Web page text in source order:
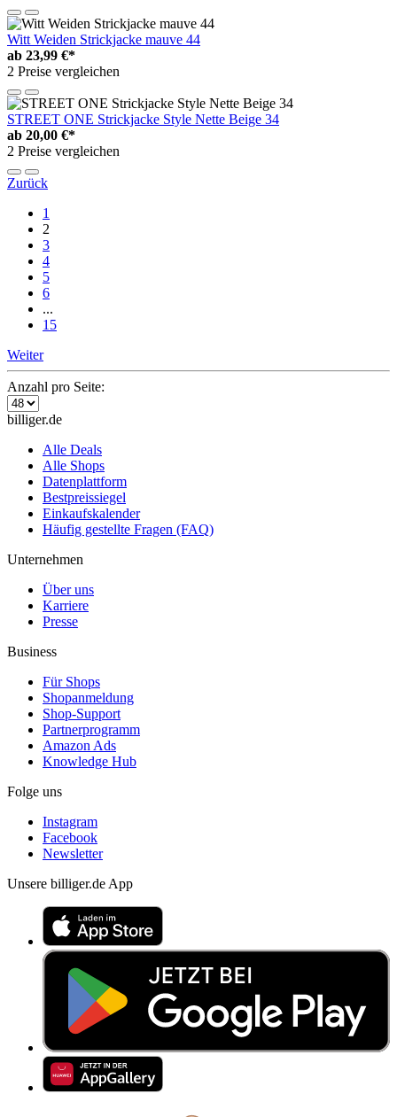
Witt Weiden Strickjacke mauve 44
ab 23,99 €*
2 Preise vergleichen
STREET ONE Strickjacke Style Nette Beige 34
ab 20,00 €*
2 Preise vergleichen
Zurück
1
2
3
4
5
6
...
15
Weiter
Anzahl pro Seite:
billiger.de
Alle Deals
Alle Shops
Datenplattform
Bestpreissiegel
Einkaufskalender
Häufig gestellte Fragen (FAQ)
Unternehmen
Über uns
Karriere
Presse
Business
Für Shops
Shopanmeldung
Shop-Support
Partnerprogramm
Amazon Ads
Knowledge Hub
Folge uns
Instagram
Facebook
Newsletter
Unsere billiger.de App